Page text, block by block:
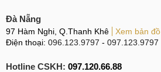
bụi không.
Đà Nẵng
97 Hàm Nghi, Q.Thanh Khê
Xem bản đồ
Điện thoại: 096.123.9797 - 097.123.9797
Hotline CSKH: 097.120.66.88